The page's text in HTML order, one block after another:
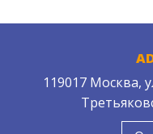
119017 Москва,